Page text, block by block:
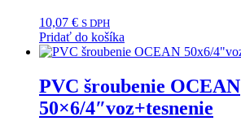
10,07 € S DPH
Pridať do košíka
PVC šroubenie OCEAN
50×6/4″voz+tesnenie